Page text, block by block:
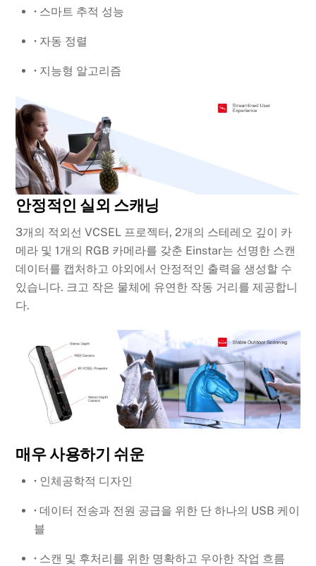
· 스마트 추적 성능
· 자동 정렬
· 지능형 알고리즘
안정적인 실외 스캐닝
3개의 적외선 VCSEL 프로젝터, 2개의 스테레오 깊이 카
메라 및 1개의 RGB 카메라를 갖춘 Einstar는 선명한 스캔
데이터를 캡처하고 야외에서 안정적인 출력을 생성할 수
있습니다. 크고 작은 물체에 유연한 작동 거리를 제공합니
다.
매우 사용하기 쉬운
· 인체공학적 디자인
· 데이터 전송과 전원 공급을 위한 단 하나의 USB 케이
블
· 스캔 및 후처리를 위한 명확하고 우아한 작업 흐름